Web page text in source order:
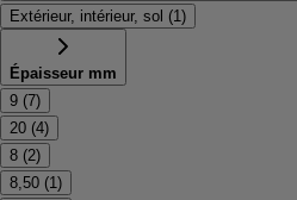
Extérieur, intérieur, sol (1)
Épaisseur mm
9 (7)
20 (4)
8 (2)
8,50 (1)